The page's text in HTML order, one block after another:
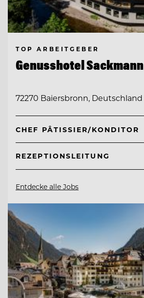
TOP ARBEITGEBER
Genusshotel Sackmann
72270 Baiersbronn, Deutschland
CHEF PÂTISSIER/KONDITOR
REZEPTIONSLEITUNG
Entdecke alle Jobs